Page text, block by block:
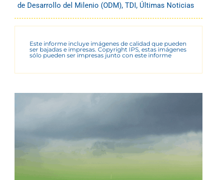
de Desarrollo del Milenio (ODM), TDI, Últimas Noticias
Este informe incluye imágenes de calidad que pueden
ser bajadas e impresas. Copyright IPS, estas imágenes
sólo pueden ser impresas junto con este informe